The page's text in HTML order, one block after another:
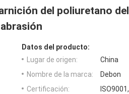
del poliuretano
Datos del producto:
Lugar de origen:
China
Nombre de la marca:
Debon
Certificación: